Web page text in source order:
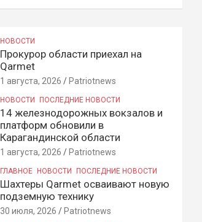
НОВОСТИ
Прокурор области приехал на
Qarmet
1 августа, 2026 Patriotnews
НОВОСТИ ПОСЛЕДНИЕ НОВОСТИ
14 железнодорожных вокзалов и
платформ обновили в
Карагандинской области
1 августа, 2026 Patriotnews
ГЛАВНОЕ НОВОСТИ ПОСЛЕДНИЕ НОВОСТИ
Шахтеры Qarmet осваивают новую
подземную технику
30 июля, 2026 Patriotnews